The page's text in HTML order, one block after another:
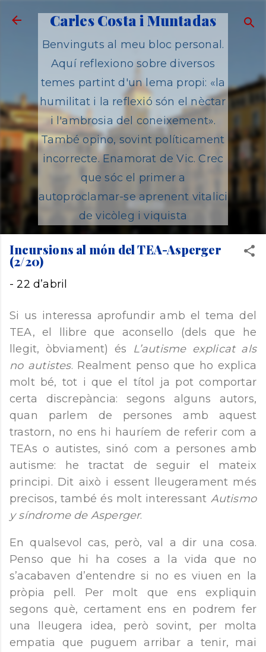
Salta al contingut principal
Carles Costa i Muntadas
Benvinguts al meu bloc personal.
Aquí reflexiono sobre diversos
temes partint d'un lema propi: «la
humilitat i la reflexió són el nèctar
i l'ambrosia del coneixement».
També opino, sovint políticament
incorrecte. Enamorat de Vic. Crec
que sóc el primer a
autoproclamar-se aprenent vitalici
de vicòleg i viquista
Incursions al món del TEA-Asperger
(2/20)
-22 d’abril
Si us interessa aprofundir amb el tema del
TEA, el llibre que aconsello (dels que he
llegit, òbviament) és
L’autisme explicat als
no autistes. Realment penso que ho explica
molt bé, tot i que el títol ja pot comportar
certa discrepància: segons alguns autors,
quan parlem de persones amb aquest
trastorn, no ens hi hauríem de referir com a
TEAs o autistes, sinó com a persones amb
autisme: he tractat de seguir el mateix
principi. Dit això i essent lleugerament més
precisos, també és molt interessant Autismo
y síndrome de Asperger.
En qualsevol cas, però, val a dir una cosa.
Penso que hi ha coses a la vida que no
s’acabaven d’entendre si no es viuen en la
pròpia pell. Per molt que ens expliquin
segons què, certament ens en podrem fer
una lleugera idea, però sovint, per molta
empatia que puguem arribar a tenir, mai